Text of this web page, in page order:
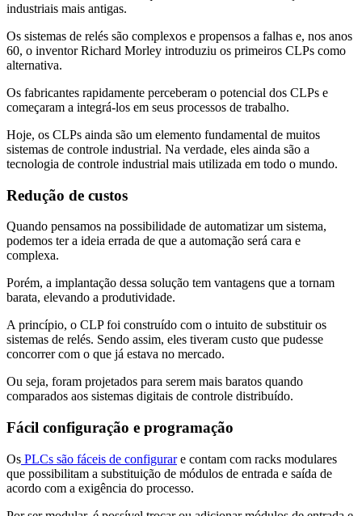
industriais mais antigas.
Os sistemas de relés são complexos e propensos a falhas e, nos anos
60, o inventor Richard Morley introduziu os primeiros CLPs como
alternativa.
Os fabricantes rapidamente perceberam o potencial dos CLPs e
começaram a integrá-los em seus processos de trabalho.
Hoje, os CLPs ainda são um elemento fundamental de muitos
sistemas de controle industrial. Na verdade, eles ainda são a
tecnologia de controle industrial mais utilizada em todo o mundo.
Redução de custos
Quando pensamos na possibilidade de automatizar um sistema,
podemos ter a ideia errada de que a automação será cara e
complexa.
Porém, a implantação dessa solução tem vantagens que a tornam
barata, elevando a produtividade.
A princípio, o CLP foi construído com o intuito de substituir os
sistemas de relés. Sendo assim, eles tiveram custo que pudesse
concorrer com o que já estava no mercado.
Ou seja, foram projetados para serem mais baratos quando
comparados aos sistemas digitais de controle distribuído.
Fácil configuração e programação
Os PLCs são fáceis de configurare contam com racks modulares
que possibilitam a substituição de módulos de entrada e saída de
acordo com a exigência do processo.